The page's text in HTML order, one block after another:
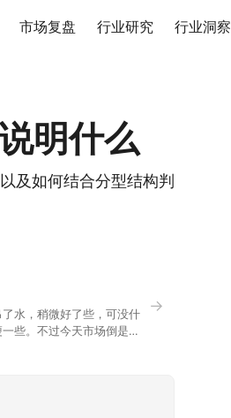
市场复盘 行业研究 行业洞察
明什么
及如何结合分型结构判
水，稍微好了些，可没什
些。不过今天市场倒是蛮
→